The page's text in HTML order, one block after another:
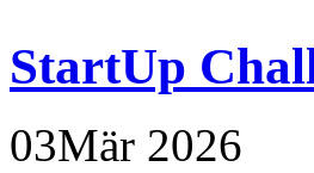
StartUp
03Mär 2026